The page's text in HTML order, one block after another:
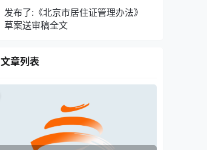
发布了:《北京市居住证管理办法》
草案送审稿全文
文章列表